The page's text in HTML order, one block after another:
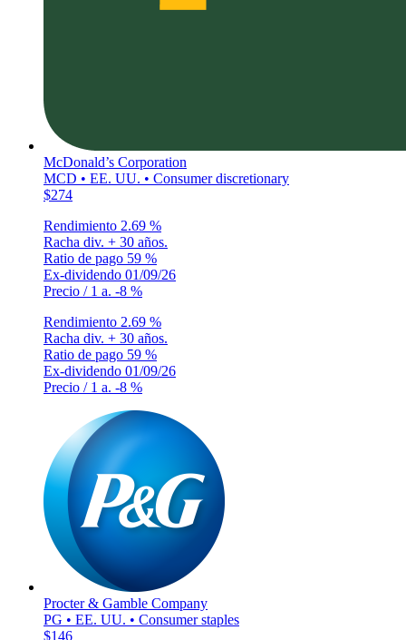
McDonald’s Corporation
MCD • EE. UU. • Consumer discretionary
$274
Rendimiento 2.69 %
Racha div. + 30 años.
Ratio de pago 59 %
Ex-dividendo 01/09/26
Precio / 1 a. -8 %
Rendimiento 2.69 %
Racha div. + 30 años.
Ratio de pago 59 %
Ex-dividendo 01/09/26
Precio / 1 a. -8 %
Procter & Gamble Company
PG • EE. UU. • Consumer staples
$146